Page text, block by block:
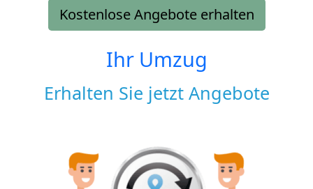
Kostenlose Angebote erhalten
Ihr Umzug
Erhalten Sie jetzt Angebote